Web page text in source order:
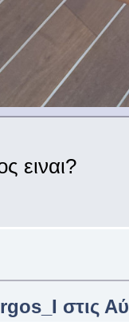
ειναι?
στις